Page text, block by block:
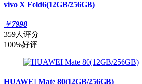
vivo X Fold6(12GB/256GB)
￥7998
359人评分
100%好评
HUAWEI Mate 80(12GB/256GB)